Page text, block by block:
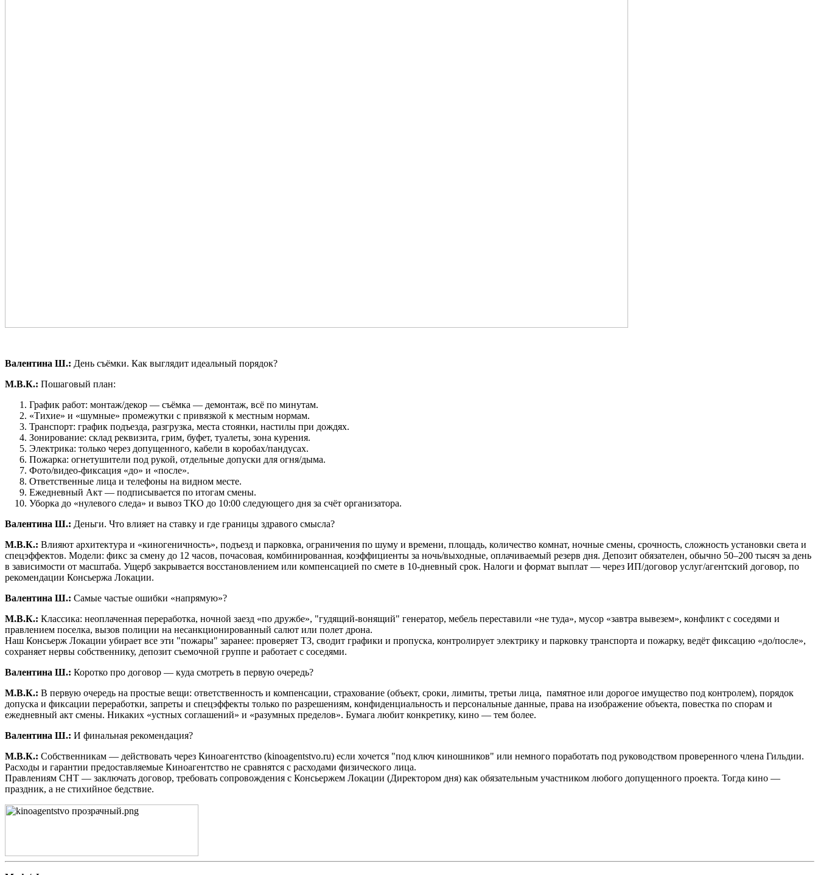
Валентина Ш.: День съёмки. Как выглядит идеальный порядок?
М.В.К.: Пошаговый план:
График работ: монтаж/декор — съёмка — демонтаж, всё по минутам.
«Тихие» и «шумные» промежутки с привязкой к местным нормам.
Транспорт: график подъезда, разгрузка, места стоянки, настилы при дождях.
Зонирование: склад реквизита, грим, буфет, туалеты, зона курения.
Электрика: только через допущенного, кабели в коробах/пандусах.
Пожарка: огнетушители под рукой, отдельные допуски для огня/дыма.
Фото/видео-фиксация «до» и «после».
Ответственные лица и телефоны на видном месте.
Ежедневный Акт — подписывается по итогам смены.
Уборка до «нулевого следа» и вывоз ТКО до 10:00 следующего дня за счёт организатора.
Валентина Ш.: Деньги. Что влияет на ставку и где границы здравого смысла?
М.В.К.: Влияют архитектура и «киногеничность», подъезд и парковка, ограничения по шуму и времени, площадь, количество комнат, ночные смены, срочность, сложность установки света и
спецэффектов. Модели: фикс за смену до 12 часов, почасовая, комбинированная, коэффициенты за ночь/выходные, оплачиваемый резерв дня. Депозит обязателен, обычно 50–200 тысяч за день
в зависимости от масштаба. Ущерб закрывается восстановлением или компенсацией по смете в 10-дневный срок. Налоги и формат выплат — через ИП/договор услуг/агентский договор, по
рекомендации Консьержа Локации.
Валентина Ш.: Самые частые ошибки «напрямую»?
М.В.К.: Классика: неоплаченная переработка, ночной заезд «по дружбе», "гудящий-вонящий" генератор, мебель переставили «не туда», мусор «завтра вывезем», конфликт с соседями и
правлением поселка, вызов полиции на несанкционированный салют или полет дрона.
Наш Консьерж Локации убирает все эти "пожары" заранее: проверяет ТЗ, сводит графики и пропуска, контролирует электрику и парковку транспорта и пожарку, ведёт фиксацию «до/после»,
сохраняет нервы собственнику, депозит съемочной группе и работает с соседями.
Валентина Ш.: Коротко про договор — куда смотреть в первую очередь?
М.В.К.: В первую очередь на простые вещи: ответственность и компенсации, страхование (объект, сроки, лимиты, третьи лица, памятное или дорогое имущество под контролем), порядок
допуска и фиксации переработки, запреты и спецэффекты только по разрешениям, конфиденциальность и персональные данные, права на изображение объекта, повестка по спорам и
ежедневный акт смены. Никаких «устных соглашений» и «разумных пределов». Бумага любит конкретику, кино — тем более.
Валентина Ш.: И финальная рекомендация?
М.В.К.: Собственникам — действовать через Киноагентство (kinoagentstvo.ru) если хочется "под ключ киношников" или немного поработать под руководством проверенного члена Гильдии.
Расходы и гарантии предоставляемые Киноагентство не сравнятся с расходами физического лица.
Правлениям СНТ — заключать договор, требовать сопровождения с Консьержем Локации (Директором дня) как обязательным участником любого допущенного проекта. Тогда кино —
праздник, а не стихийное бедствие.